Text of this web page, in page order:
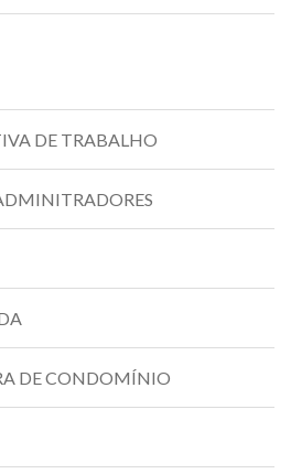
DE TRABALHO
DE CONDOMÍNIO